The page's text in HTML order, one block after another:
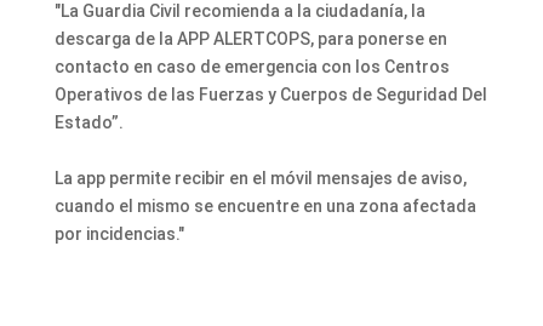
"La Guardia Civil recomienda a la ciudadanía, la
descarga de la APP ALERTCOPS, para ponerse en
contacto en caso de emergencia con los Centros
Operativos de las Fuerzas y Cuerpos de Seguridad Del
Estado”.
La app permite recibir en el móvil mensajes de aviso,
cuando el mismo se encuentre en una zona afectada
por incidencias."